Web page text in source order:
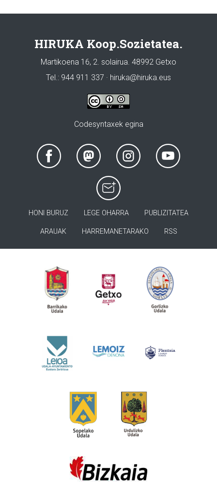
HIRUKA Koop.Sozietatea.
Martikoena 16, 2. solairua. 48992 Getxo
Tel.: 944 911 337 · hiruka@hiruka.eus
Codesyntaxek egina
HONI BURUZ LEGE OHARRA PUBLIZITATEA
ARAUAK HARREMANETARAKO RSS